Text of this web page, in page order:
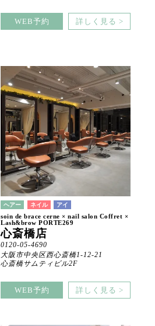
WEB予約 詳しく見る >
ヘアー ネイル アイ
soin de brace cerne × nail salon Coffret ×
Lash&brow PORTE269
心斎橋店
0120-05-4690
大阪市中央区西心斎橋1-12-21
心斎橋サムティビル2F
WEB予約 詳しく見る >